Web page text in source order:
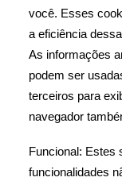
você. Esses
a eficiência
As informações
podem ser
terceiros para
navegador
Funcional: Estes
funcionalidades